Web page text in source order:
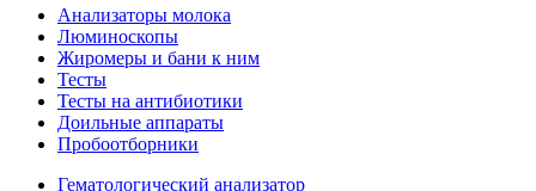
Анализаторы молока
Люминоскопы
Жиромеры и бани к ним
Тесты
Тесты на антибиотики
Доильные аппараты
Пробоотборники
Гематологический анализатор